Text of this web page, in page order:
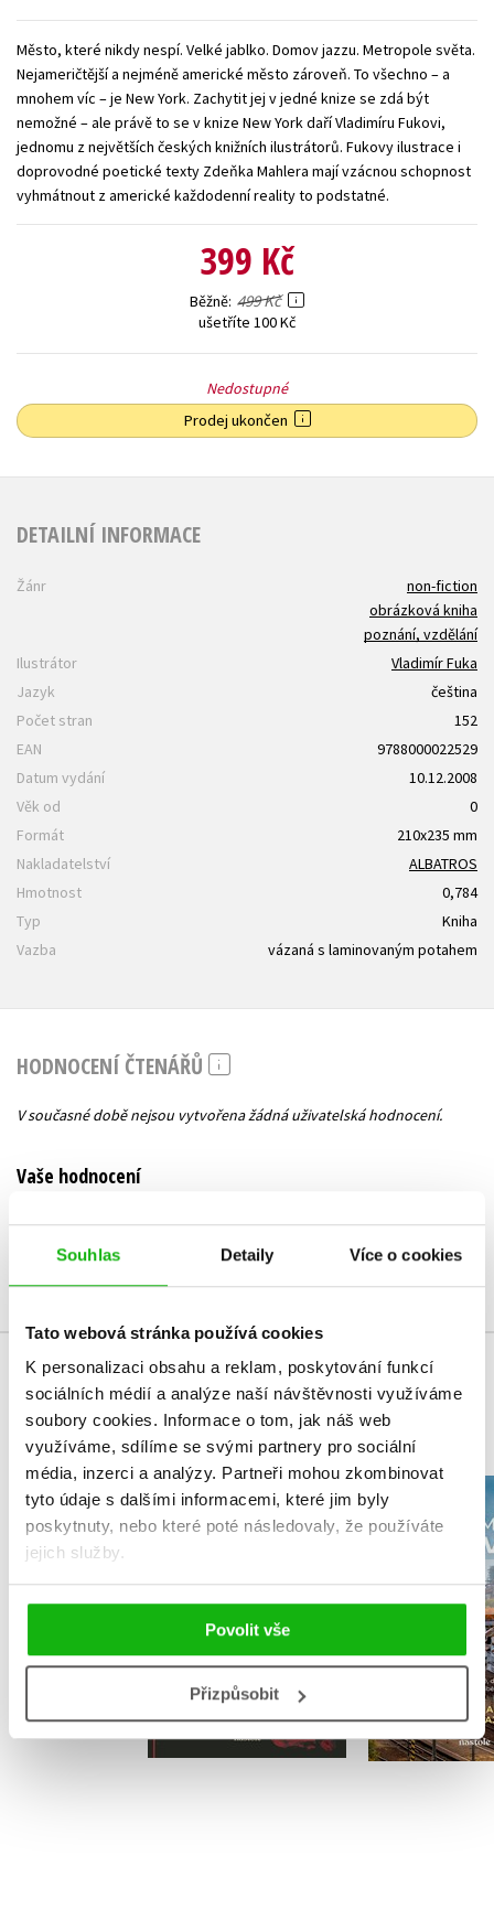
Souhlas Detaily Více o cookies
Tato webová stránka používá cookies
K personalizaci obsahu a reklam, poskytování funkcí
sociálních médií a analýze naší návštěvnosti využíváme
soubory cookies. Informace o tom, jak náš web
využíváme, sdílíme se svými partnery pro sociální
média, inzerci a analýzy. Partneři mohou zkombinovat
tyto údaje s dalšími informacemi, které jim byly
poskytnuty, nebo které poté následovaly, že používáte
jejich služby.
Povolit vše
Přizpůsobit
Všechny tituly
Město, které nikdy nespí. Velké jablko. Domov jazzu. Metropole světa.
Nejameričtější a nejméně americké město zároveň. To všechno – a
mnohem víc – je New York. Zachytit jej v jedné knize se zdá být
nemožné – ale právě to se v knize New York daří Vladimíru Fukovi,
jednomu z největších českých knižních ilustrátorů. Fukovy ilustrace i
doprovodné poetické texty Zdeňka Mahlera mají vzácnou schopnost
vyhmátnout z americké každodenní reality to podstatné.
399 Kč
Běžně 499 Kč
ušetříte 100 Kč
Nedostupné
Prodej ukončen
DETAILNÍ INFORMACE
Žánr
non-fiction
obrázková kniha
poznání, vzdělání
Ilustrátor
Vladimír Fuka
Jazyk
čeština
Počet stran
152
EAN
9788000022529
Datum vydání
10.12.2008
Věk od
0
Formát
210x235 mm
Nakladatelství
ALBATROS
Hmotnost
0,784
Typ
Kniha
Vazba
vázaná s laminovaným potahem
HODNOCENÍ ČTENÁŘŮ
V současné době nejsou vytvořena žádná uživatelská hodnocení.
Vaše hodnocení
Přihlásit
MOHLO BY VÁS TAKÉ ZAJÍMAT
Kuchaři smrti
Do košíku
469 Kč
375 Kč
Fenomén
,
Do
359 Kč